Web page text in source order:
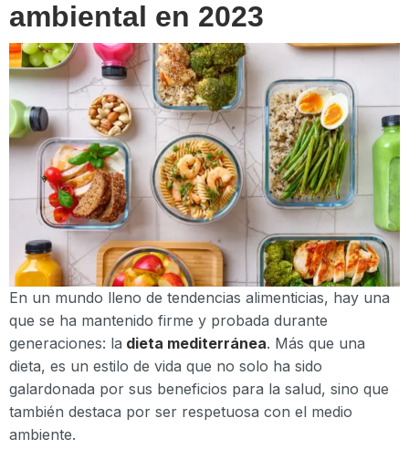
ambiental en 2023
En un mundo lleno de tendencias alimenticias, hay una
que se ha mantenido firme y probada durante
generaciones: la dieta mediterránea. Más que una
dieta, es un estilo de vida que no solo ha sido
galardonada por sus beneficios para la salud, sino que
también destaca por ser respetuosa con el medio
ambiente.